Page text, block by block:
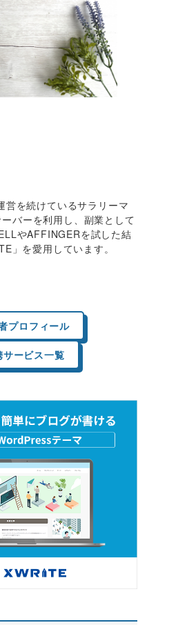
営を続けているサラリーマ
バーを利用し、副業として
やAFFINGERを試した結
」を愛用しています。
プロフィール
サービス一覧